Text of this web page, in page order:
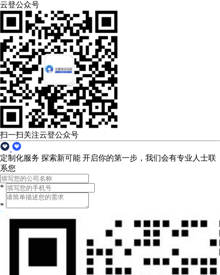
云登公众号
扫一扫关注云登公众号
定制化服务 探索新可能 开启你的第一步，我们会有专业人士联
系您
*
*